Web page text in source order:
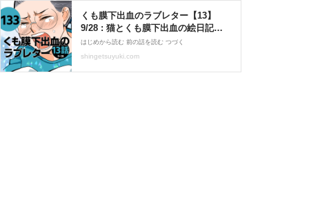
くも膜下出血のラブレター【13】
9/28 : 猫とくも膜下出血の絵日記
Powered by ライブドアブログ
はじめから読む 前の話を読む つづく
shingetsuyuki.com